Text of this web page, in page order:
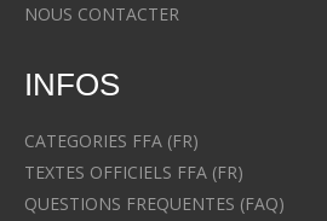
NOUS CONTACTER
INFOS
CATEGORIES FFA (FR)
TEXTES OFFICIELS FFA (FR)
QUESTIONS FREQUENTES (FAQ)